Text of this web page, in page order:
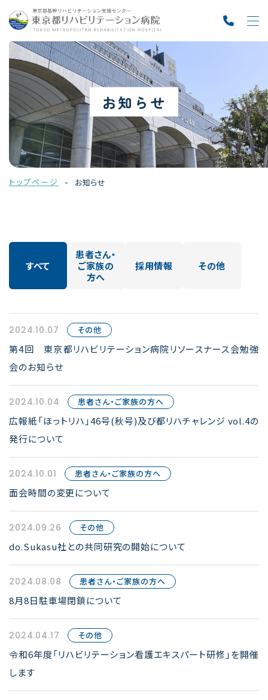
お知らせ
トップページ お知らせ
すべて
患者さん・
ご家族の
方へ
採用情報 その他
2024.10.07 その他
第4回 東京都リハビリテーション病院リソースナース会勉強
会のお知らせ
2024.10.04 患者さん・ご家族の方へ
広報紙「ほっトリハ」46号(秋号)及び都リハチャレンジ vol.4の
発行について
2024.10.01 患者さん・ご家族の方へ
面会時間の変更について
2024.09.26 その他
do.Sukasu社との共同研究の開始について
2024.08.08 患者さん・ご家族の方へ
8月8日駐車場閉鎖について
2024.04.17 その他
令和6年度「リハビリテーション看護エキスパート研修」を開催
します